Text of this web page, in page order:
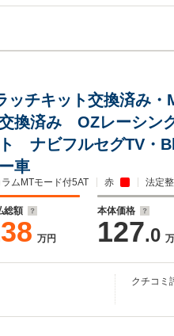
ッチキット交換済み・
換済み OZレーシン
ト ナビフルセグTV
車
ラムMTモード付5AT 赤 法定
総額
万円
本体価格
127.0
クチコミ